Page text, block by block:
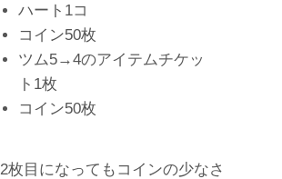
ハート1コ
コイン50枚
ツム5→4のアイテムチケッ
ト1枚
コイン50枚
2枚目になってもコインの少なさ